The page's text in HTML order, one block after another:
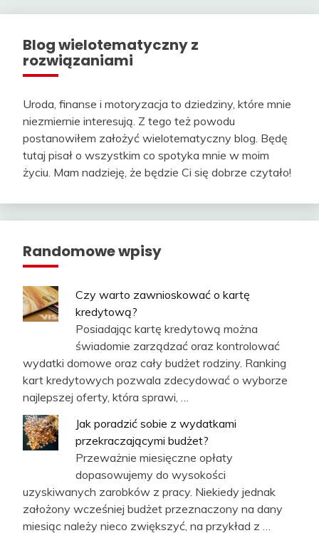
Blog wielotematyczny z
rozwiązaniami
Uroda, finanse i motoryzacja to dziedziny, które mnie
niezmiernie interesują. Z tego też powodu
postanowiłem założyć wielotematyczny blog. Będę
tutaj pisał o wszystkim co spotyka mnie w moim
życiu. Mam nadzieję, że będzie Ci się dobrze czytało!
Randomowe wpisy
Czy warto zawnioskować o kartę
kredytową?
Posiadając kartę kredytową można
świadomie zarządzać oraz kontrolować
wydatki domowe oraz cały budżet rodziny. Ranking
kart kredytowych pozwala zdecydować o wyborze
najlepszej oferty, która sprawi, …
Jak poradzić sobie z wydatkami
przekraczającymi budżet?
Przeważnie miesięczne opłaty
dopasowujemy do wysokości
uzyskiwanych zarobków z pracy. Niekiedy jednak
założony wcześniej budżet przeznaczony na dany
miesiąc należy nieco zwiększyć, na przykład z …